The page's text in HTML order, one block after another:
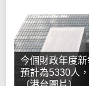
今個財政年度
預計為5330人